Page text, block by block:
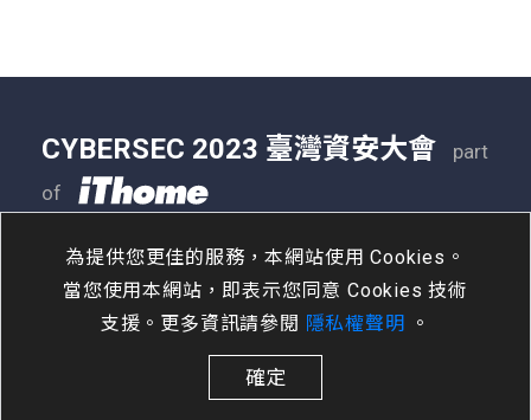
為提供您更佳的服務，本網站使用 Cookies。
當您使用本網站，即表示您同意 Cookies 技術
支援。更多資訊請參閱 隱私權聲明 。
確定
CYBERSEC 2023 臺灣資安大會
part
of